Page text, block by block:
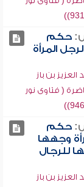
حكم
المرأة
العزيز بن باز
( فتاوى نور
حكم
وجهها
للرجال
العزيز بن باز